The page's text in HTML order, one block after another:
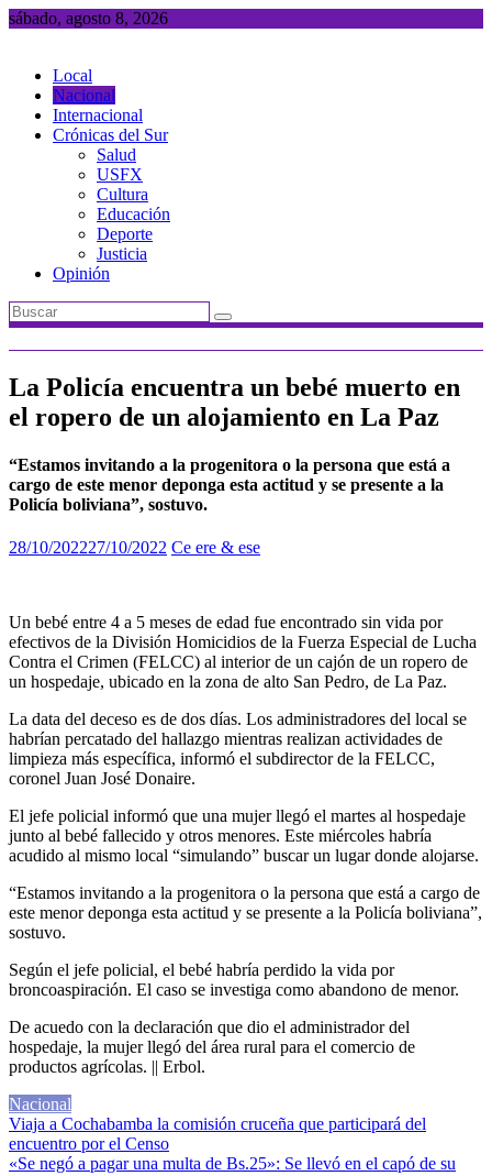
Saltar
sábado, agosto 8, 2026
Local
Nacional
Internacional
Crónicas del Sur
Salud
USFX
Cultura
Educación
Deporte
Justicia
Opinión
La Policía encuentra un bebé muerto en
el ropero de un alojamiento en La Paz
“Estamos invitando a la progenitora o la persona que está a
cargo de este menor deponga esta actitud y se presente a la
Policía boliviana”, sostuvo.
28/10/202227/10/2022 Ce ere & ese
Un bebé entre 4 a 5 meses de edad fue encontrado sin vida por
efectivos de la División Homicidios de la Fuerza Especial de Lucha
Contra el Crimen (FELCC) al interior de un cajón de un ropero de
un hospedaje, ubicado en la zona de alto San Pedro, de La Paz.
La data del deceso es de dos días. Los administradores del local se
habrían percatado del hallazgo mientras realizan actividades de
limpieza más específica, informó el subdirector de la FELCC,
coronel Juan José Donaire.
El jefe policial informó que una mujer llegó el martes al hospedaje
junto al bebé fallecido y otros menores. Este miércoles habría
acudido al mismo local “simulando” buscar un lugar donde alojarse.
“Estamos invitando a la progenitora o la persona que está a cargo de
este menor deponga esta actitud y se presente a la Policía boliviana”,
sostuvo.
Según el jefe policial, el bebé habría perdido la vida por
broncoaspiración. El caso se investiga como abandono de menor.
De acuedo con la declaración que dio el administrador del
hospedaje, la mujer llegó del área rural para el comercio de
productos agrícolas. || Erbol.
Nacional
Navegación
de
Viaja a Cochabamba la comisión cruceña que participará del
encuentro por el Censo
«Se negó a pagar una multa de Bs.25»: Se llevó en el capó de su